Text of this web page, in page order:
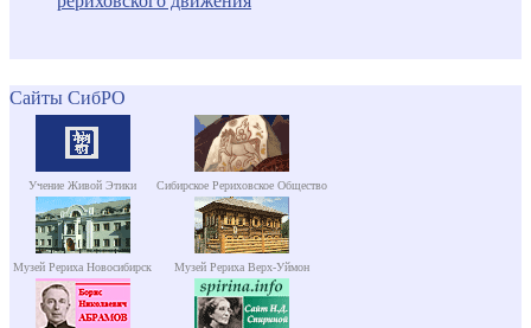
Сайты СибРО
Учение Живой Этики Сибирское Рериховское Общество
Музей Рериха Новосибирск Музей Рериха Верх-Уймон